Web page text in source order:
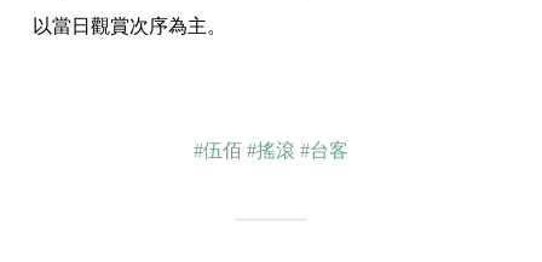
以當日觀賞次序為主。
#伍佰 #搖滾 #台客